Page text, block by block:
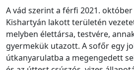
A vád szerint a férfi 2021.
Kishartyán lakott területén
melyben élettársa, testvére,
gyermekük utazott. A sofőr egy
útkanyarulatba a megengedett